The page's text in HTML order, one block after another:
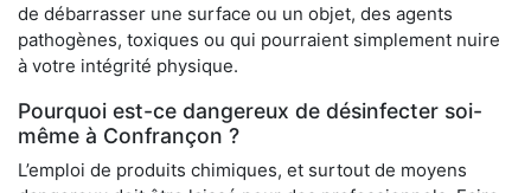
de débarrasser une surface ou un objet, des agents
pathogènes, toxiques ou qui pourraient simplement nuire
à votre intégrité physique.
Pourquoi est-ce dangereux de désinfecter soi-
même à Confrançon ?
L’emploi de produits chimiques, et surtout de moyens